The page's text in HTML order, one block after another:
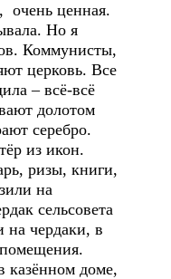
очень ценная.
Но я
Коммунисты,
церковь. Все
– всё-всё
долотом
серебро.
из икон.
ризы, книги,
на
сельсовета
на чердаки, в
доме,